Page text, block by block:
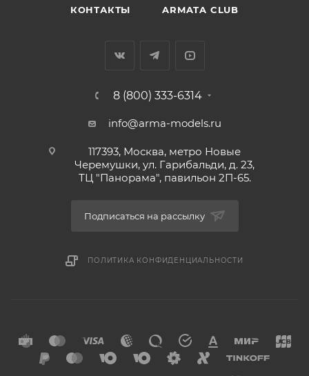
КОНТАКТЫ ARMATA CLUB
8 (800) 333-6314
info@arma-models.ru
117393, Москва, метро Новые
Черемушки, ул. Гарибальди, д. 23,
ТЦ "Панорама", павильон 2П-65.
Подписаться на рассылку
ПОЛИТИКА КОНФИДЕНЦИАЛЬНОСТИ